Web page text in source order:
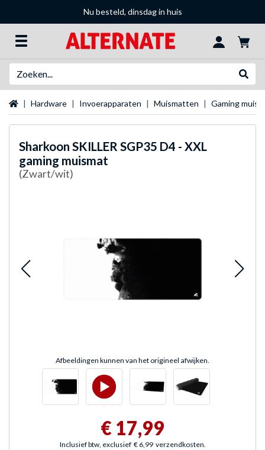
Nu besteld, dinsdag in huis
Startpagina
Hardware Invoerapparaten Muismatten Gaming
Sharkoon SKILLER SGP35 D4 - XXL
gaming muismat
(Zwart/wit)
Afbeeldingen kunnen van het origineel afwijken.
€ 17,99
Inclusief btw, exclusief € 6,99 verzendkosten.